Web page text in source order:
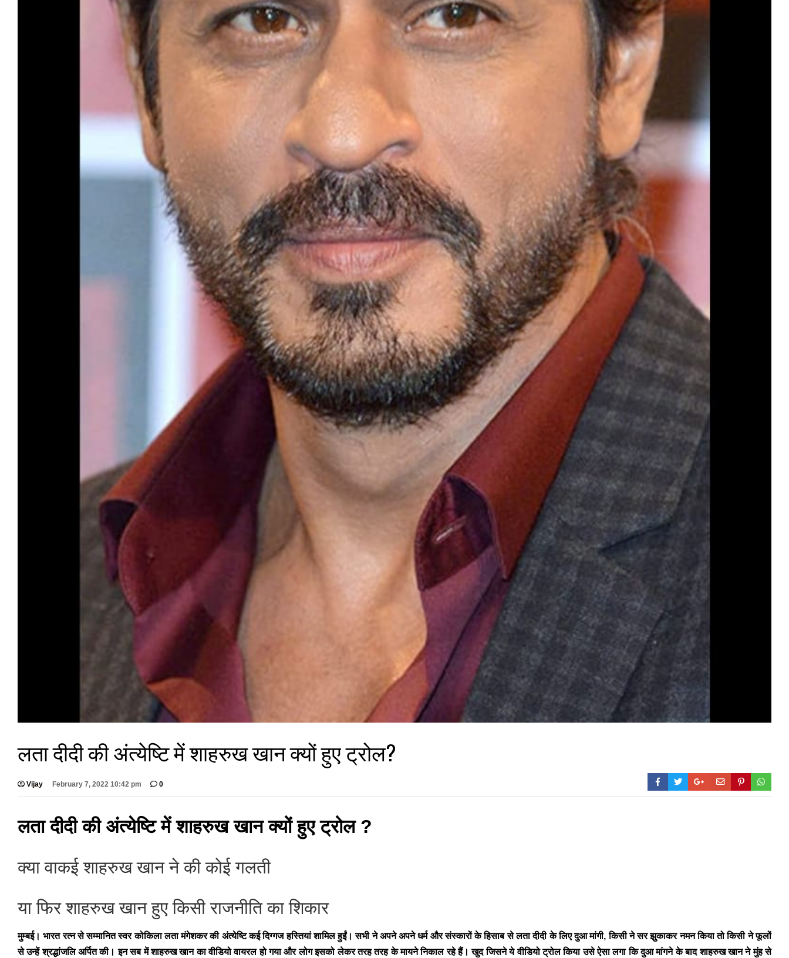
लता दीदी की अंत्येष्टि में शाहरुख खान क्यों हुए ट्रोल?
Vijay February 7, 2022 10:42 pm 0
लता दीदी की अंत्येष्टि में शाहरुख खान क्यों हुए ट्रोल ?
क्या वाकई शाहरुख खान ने की कोई गलती
या फिर शाहरुख खान हुए किसी राजनीति का शिकार
मुम्बई।भारत रत्न से सम्मानित स्वर कोकिला लता मंगेशकर की अंत्येष्टि कई दिग्गज हस्तियां शामिल हुईं। सभी ने अपने अपने धर्म और संस्कारों के हिसाब से लता दीदी के लिए दुआ मांगी, किसी ने सर झुकाकर नमन किया तो किसी ने फूलों
से उन्हें श्रद्धांजलि अर्पित की। इन सब में शाहरुख खान का वीडियो वायरल हो गया और लोग इसको लेकर तरह तरह के मायने निकाल रहे हैं। खुद जिसने ये वीडियो ट्रोल किया उसे ऐसा लगा कि दुआ मांगने के बाद शाहरुख खान ने मुंह से